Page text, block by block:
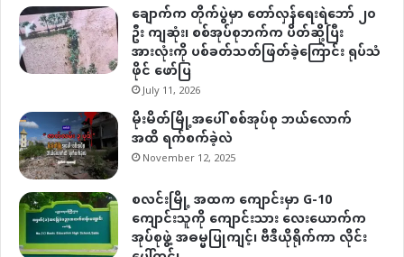
ချောက်က တိုက်ပွဲမှာ တော်လှန်ရေးရဲဘော် ၂၀
ဦး ကျဆုံး၊ စစ်အုပ်စုဘက်က ပိတ်ဆို့ပြီး
အားလုံးကို ပစ်ခတ်သတ်ဖြတ်ခဲ့ကြောင်း ရုပ်သံ
ဖိုင် ဖော်ပြ
July 11, 2026
မိုးမိတ်မြို့အပေါ် စစ်အုပ်စု ဘယ်လောက်
အထိ ရက်စက်ခဲ့လဲ
November 12, 2025
စလင်းမြို့ အထက ကျောင်းမှာ G-10
ကျောင်းသူကို ကျောင်းသား လေးယောက်က
အုပ်စုဖွဲ့ အဓမ္မပြုကျင့်၊ ဗီဒီယိုရိုက်ကာ လိုင်း